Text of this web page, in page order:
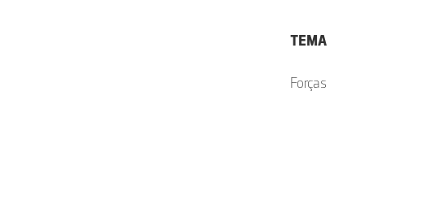
TEMA
Forças